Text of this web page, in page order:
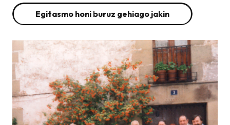
Egitasmo honi buruz gehiago jakin